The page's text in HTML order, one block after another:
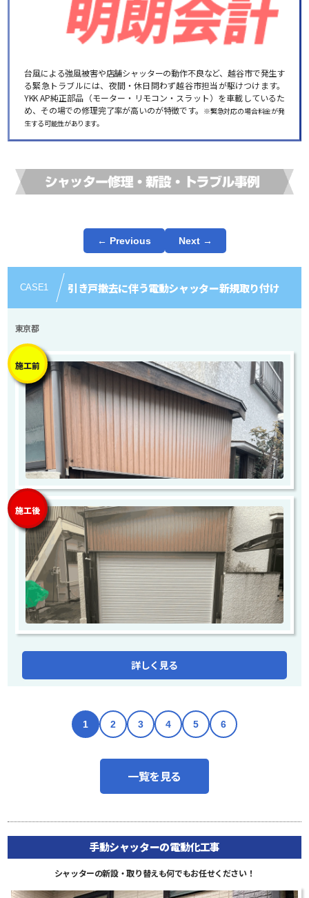
台風による強風被害や店舗シャッターの動作不良など、越谷市で発生す
る緊急トラブルには、夜間・休日問わず越谷市担当が駆けつけます。
YKK AP純正部品（モーター・リモコン・スラット）を車載しているた
め、その場での修理完了率が高いのが特徴です。 ※緊急対応の場合料金が発
生する可能性があります。
← Previous Next →
CASE1 引き戸撤去に伴う電動シャッター新規取り付け
東京都
施工前
施工後
詳しく見る
1 2 3 4 5 6
一覧を見る
手動シャッターの電動化工事
シャッターの新設・取り替えも何でもお任せください！